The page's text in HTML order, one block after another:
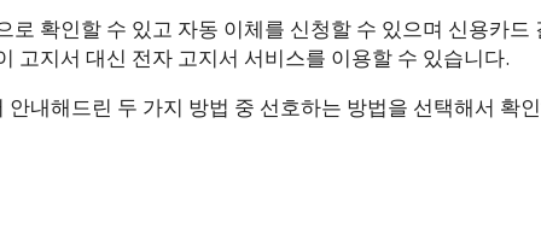
확인할 수 있고 자동 이체를 신청할 수 있으며 신용카드
고지서 대신 전자 고지서 서비스를 이용할 수 있습니다.
내해드린 두 가지 방법 중 선호하는 방법을 선택해서 확